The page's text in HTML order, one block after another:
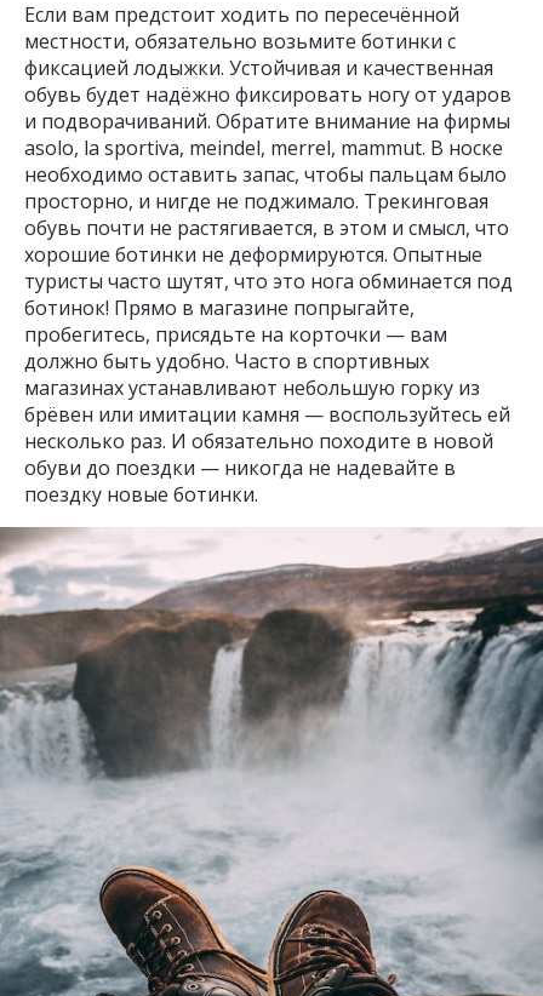
Если вам предстоит ходить по пересечённой
местности, обязательно возьмите ботинки с
фиксацией лодыжки. Устойчивая и качественная
обувь будет надёжно фиксировать ногу от ударов
и подворачиваний. Обратите внимание на фирмы
asolo, la sportiva, meindel, merrel, mammut. В носке
необходимо оставить запас, чтобы пальцам было
просторно, и нигде не поджимало. Трекинговая
обувь почти не растягивается, в этом и смысл, что
хорошие ботинки не деформируются. Опытные
туристы часто шутят, что это нога обминается под
ботинок! Прямо в магазине попрыгайте,
пробегитесь, присядьте на корточки — вам
должно быть удобно. Часто в спортивных
магазинах устанавливают небольшую горку из
брёвен или имитации камня — воспользуйтесь ей
несколько раз. И обязательно походите в новой
обуви до поездки — никогда не надевайте в
поездку новые ботинки.